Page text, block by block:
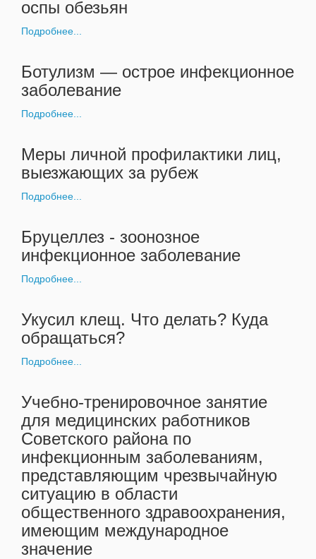
оспы обезьян
Подробнее...
Ботулизм — острое инфекционное
заболевание
Подробнее...
Меры личной профилактики лиц,
выезжающих за рубеж
Подробнее...
Бруцеллез - зоонозное
инфекционное заболевание
Подробнее...
Укусил клещ. Что делать? Куда
обращаться?
Подробнее...
Учебно-тренировочное занятие
для медицинских работников
Советского района по
инфекционным заболеваниям,
представляющим чрезвычайную
ситуацию в области
общественного здравоохранения,
имеющим международное
значение